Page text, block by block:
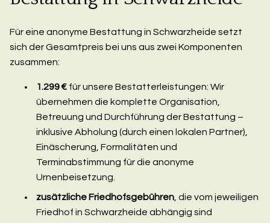
Für eine anonyme Bestattung in Schwarzheide setzt
sich der Gesamtpreis bei uns aus zwei Komponenten
zusammen:
1.299 € für unsere Bestatterleistungen: Wir
übernehmen die komplette Organisation,
Betreuung und Durchführung der Bestattung –
inklusive Abholung (durch einen lokalen Partner),
Einäscherung, Formalitäten und
Terminabstimmung für die anonyme
Urnenbeisetzung.
zusätzliche Friedhofsgebühren , die vom jeweiligen
Friedhof in Schwarzheide abhängig sind